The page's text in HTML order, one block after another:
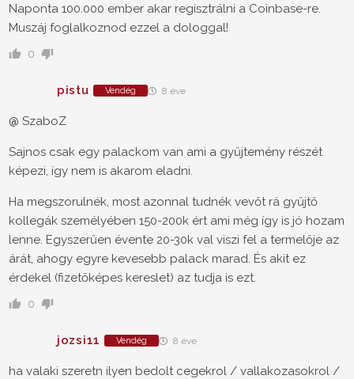
Naponta 100.000 ember akar regisztrálni a Coinbase-re.
Muszáj foglalkoznod ezzel a dologgal!
0
pistu Vendég 8 éve
@ SzaboZ
Sajnos csak egy palackom van ami a gyűjtemény részét
képezi, így nem is akarom eladni.
Ha megszorulnék, most azonnal tudnék vevőt rá gyűjtő
kollegák személyében 150-200k ért ami még így is jó hozam
lenne. Egyszerűen évente 20-30k val viszi fel a termelője az
árát, ahogy egyre kevesebb palack marad. És akit ez
érdekel (fizetőképes kereslet) az tudja is ezt.
0
jozsi11 Vendég 8 éve
ha valaki szeretn ilyen bedolt cegekrol / vallakozasokrol /